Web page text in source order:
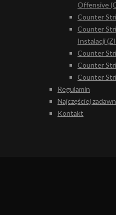
Offensive
Counter
Counter
Instalacji
Counter
Counter
Counter
Regulamin
Najczęściej
Kontakt